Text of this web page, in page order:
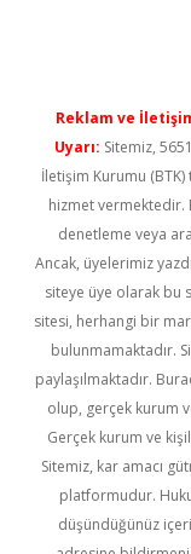
Reklam ve
Uyarı: Sitemiz,
İletişim Kurumu (BTK)
hizmet
denetleme veya
Ancak, üyelerimiz
siteye üye olarak bu
sitesi, herhangi bir
bulunmamaktadır.
paylaşılmaktadır.
olup, gerçek kurum
Gerçek kurum ve
Sitemiz, kar amacı
platformudur.
düşündüğünüz